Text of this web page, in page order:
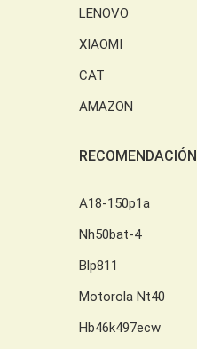
LENOVO
XIAOMI
CAT
AMAZON
RECOMENDACIÓN
A18-150p1a
Nh50bat-4
Blp811
Motorola Nt40
Hb46k497ecw